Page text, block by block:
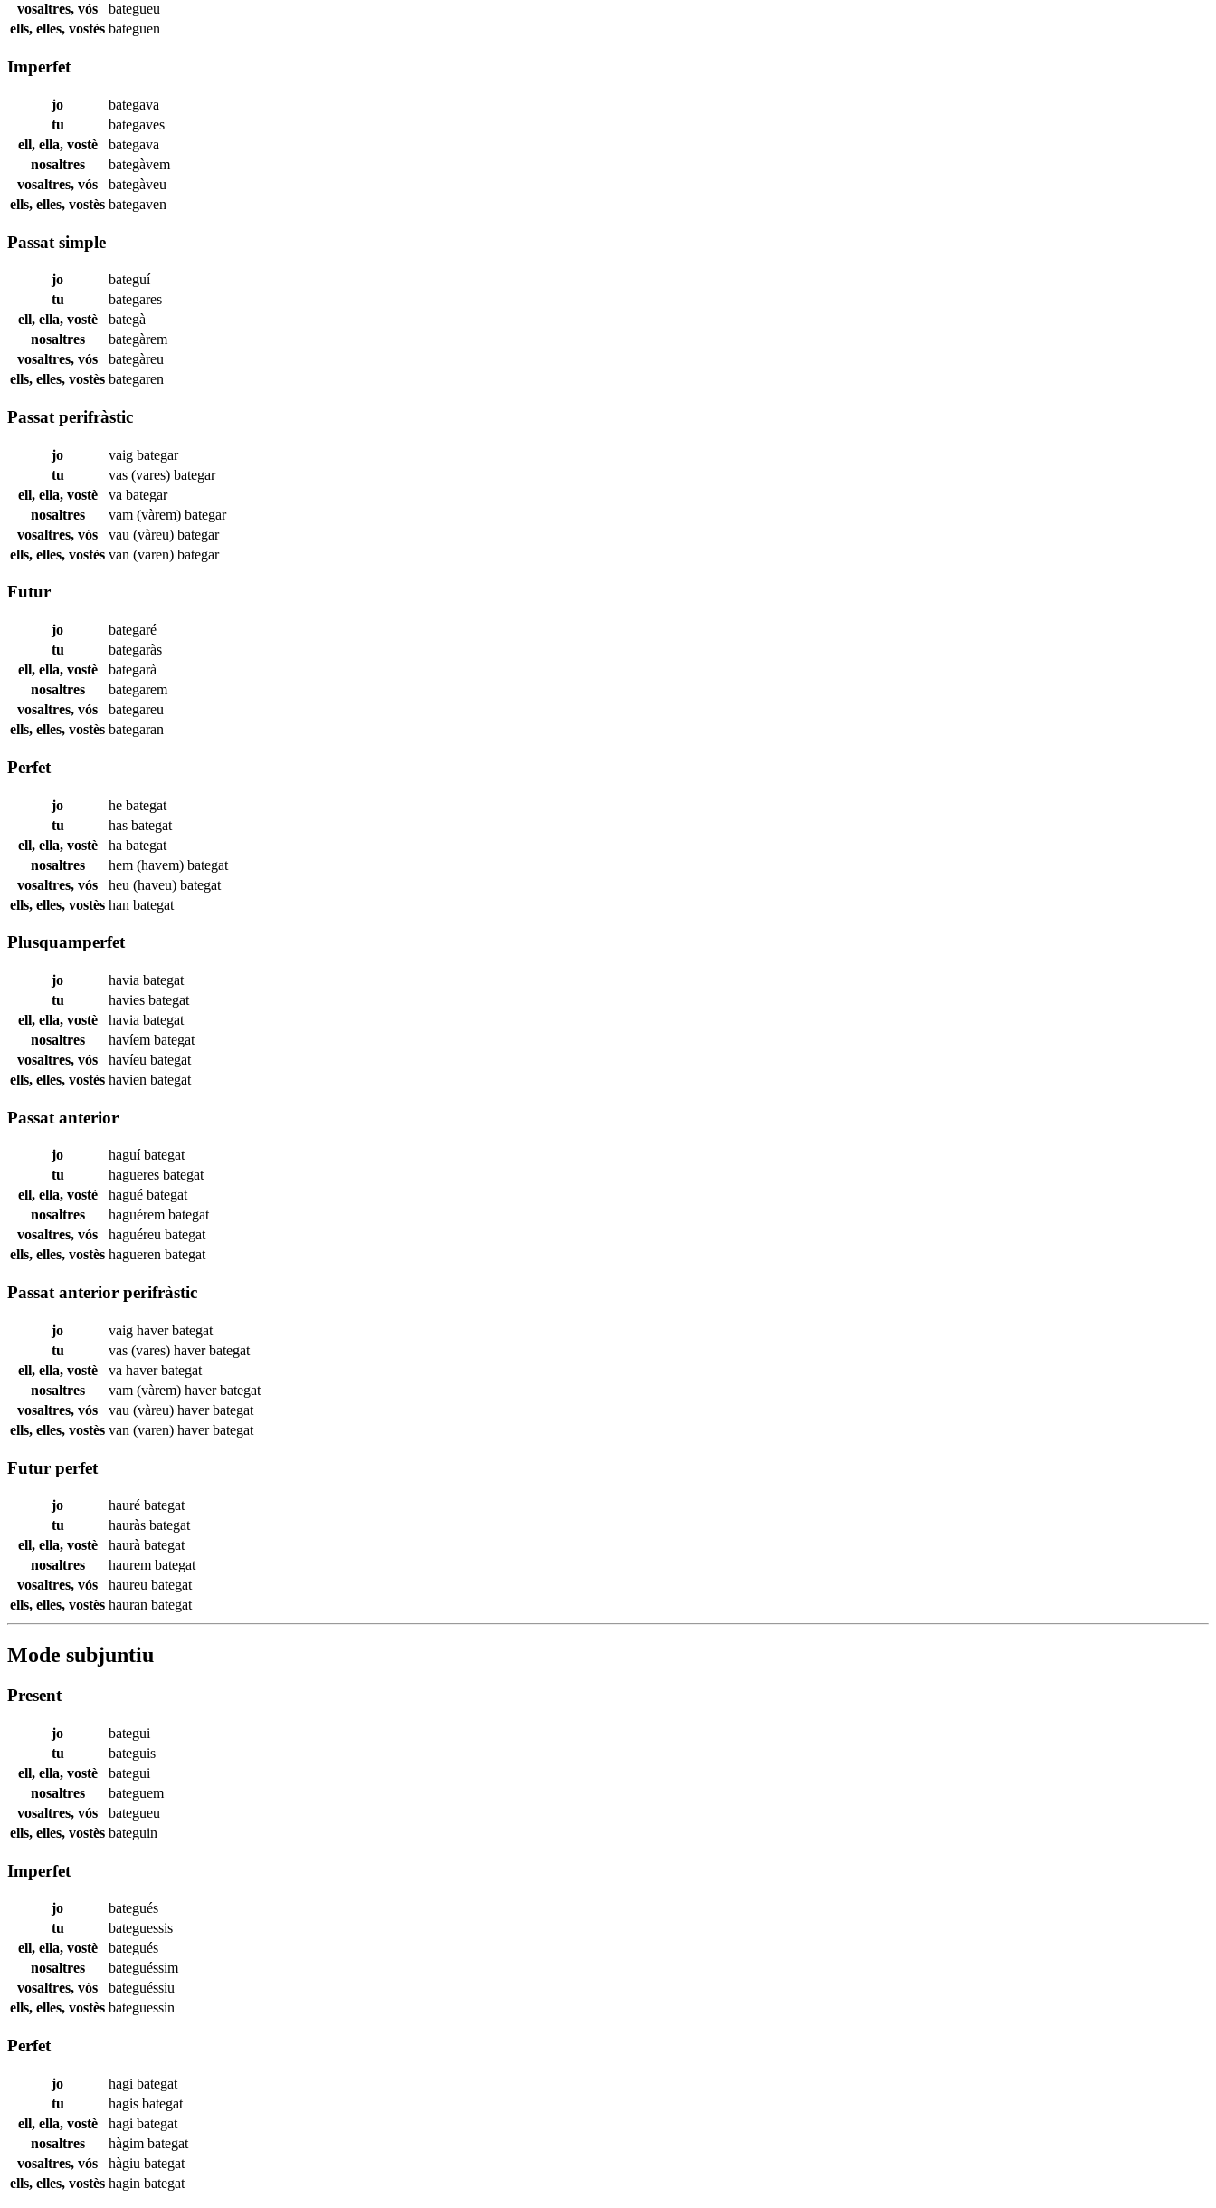
vosaltres, vós
bategueu
ells, elles, vostès bateguen
Imperfet
jo
bategava
tu
bategaves
ell, ella, vostè
bategava
nosaltres
bategàvem
vosaltres, vós
bategàveu
ells, elles, vostès bategaven
Passat simple
jo
bateguí
tu
bategares
ell, ella, vostè
bategà
nosaltres
bategàrem
vosaltres, vós
bategàreu
ells, elles, vostès bategaren
Passat perifràstic
jo vaig bategar
tu
vas (vares) bategar
ell, ella, vostè
va bategar
nosaltres
vam (vàrem) bategar
vosaltres, vós
vau (vàreu) bategar
ells, elles, vostès van (varen) bategar
Futur
jo
bategaré
tu
bategaràs
ell, ella, vostè
bategarà
nosaltres
bategarem
vosaltres, vós
bategareu
ells, elles, vostès bategaran
Perfet
jo he bategat
tu
has bategat
ell, ella, vostè
ha bategat
nosaltres
hem (havem) bategat
vosaltres, vós
heu (haveu) bategat
ells, elles, vostès han bategat
Plusquamperfet
jo havia bategat
tu
havies bategat
ell, ella, vostè
havia bategat
nosaltres
havíem bategat
vosaltres, vós
havíeu bategat
ells, elles, vostès havien bategat
Passat anterior
jo haguíbategat
tu
hagueres bategat
ell, ella, vostè
hagué bategat
nosaltres
haguérem bategat
vosaltres, vós
haguéreu bategat
ells, elles, vostès hagueren bategat
Passat anterior perifràstic
jo vaig haverbategat
tu
vas (vares) haverbategat
ell, ella, vostè
va haverbategat
nosaltres
vam (vàrem) haverbategat
vosaltres, vós
vau (vàreu) haverbategat
ells, elles, vostès van (varen) haverbategat
Futur perfet
jo hauré bategat
tu
hauràs bategat
ell, ella, vostè
haurà bategat
nosaltres
haurem bategat
vosaltres, vós
haureu bategat
ells, elles, vostès hauran bategat
Mode subjuntiu
Present
jo
bategui
tu
bateguis
ell, ella, vostè
bategui
nosaltres
bateguem
vosaltres, vós
bategueu
ells, elles, vostès bateguin
Imperfet
jo
bategués
tu
bateguessis
ell, ella, vostè
bategués
nosaltres
bateguéssim
vosaltres, vós
bateguéssiu
ells, elles, vostès bateguessin
Perfet
jo hagi bategat
tu
hagis bategat
ell, ella, vostè
hagi bategat
nosaltres
hàgim bategat
vosaltres, vós
hàgiu bategat
ells, elles, vostès hagin bategat